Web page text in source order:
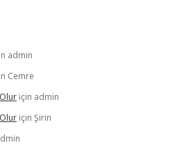
admin
Cemre
için admin
için Şirin